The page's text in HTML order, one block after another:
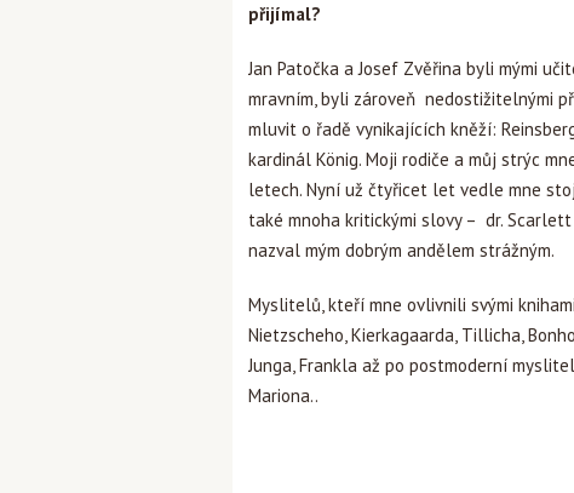
přijímal?
Jan Patočka a Josef Zvěřina byli mými
mravním, byli zároveň nedostižitelnými
mluvit o řadě vynikajících kněží:
kardinál König. Moji rodiče a můj strýc
letech. Nyní už čtyřicet let vedle mne
také mnoha kritickými slovy – dr.
nazval mým dobrým andělem strážným.
Myslitelů, kteří mne ovlivnili svými
Nietzscheho, Kierkagaarda, Tillicha,
Junga, Frankla až po postmoderní
Mariona..